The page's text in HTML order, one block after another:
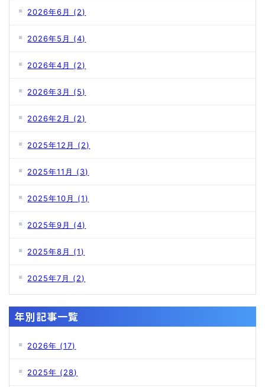
2026年6月 (2)
2026年5月 (4)
2026年4月 (2)
2026年3月 (5)
2026年2月 (2)
2025年12月 (2)
2025年11月 (3)
2025年10月 (1)
2025年9月 (4)
2025年8月 (1)
2025年7月 (2)
年別記事一覧
2026年 (17)
2025年 (28)